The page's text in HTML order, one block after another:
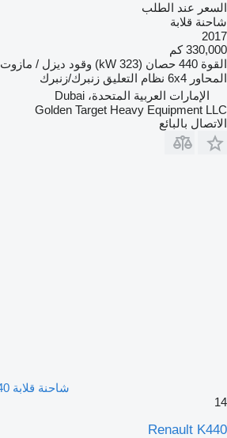
السعر عند الطلب
شاحنة قلابة
2017
330,000 كم
القوة 440 حصان (323 kW) وقود ديزل / مازوت
المحاور 6x4 نظام التعليق زنبرك/زنبرك
الإمارات العربية المتحدة، Dubai
Golden Target Heavy Equipment LLC
الاتصال بالبائع
شاحنة قلابة Renault K440
14
Renault K440